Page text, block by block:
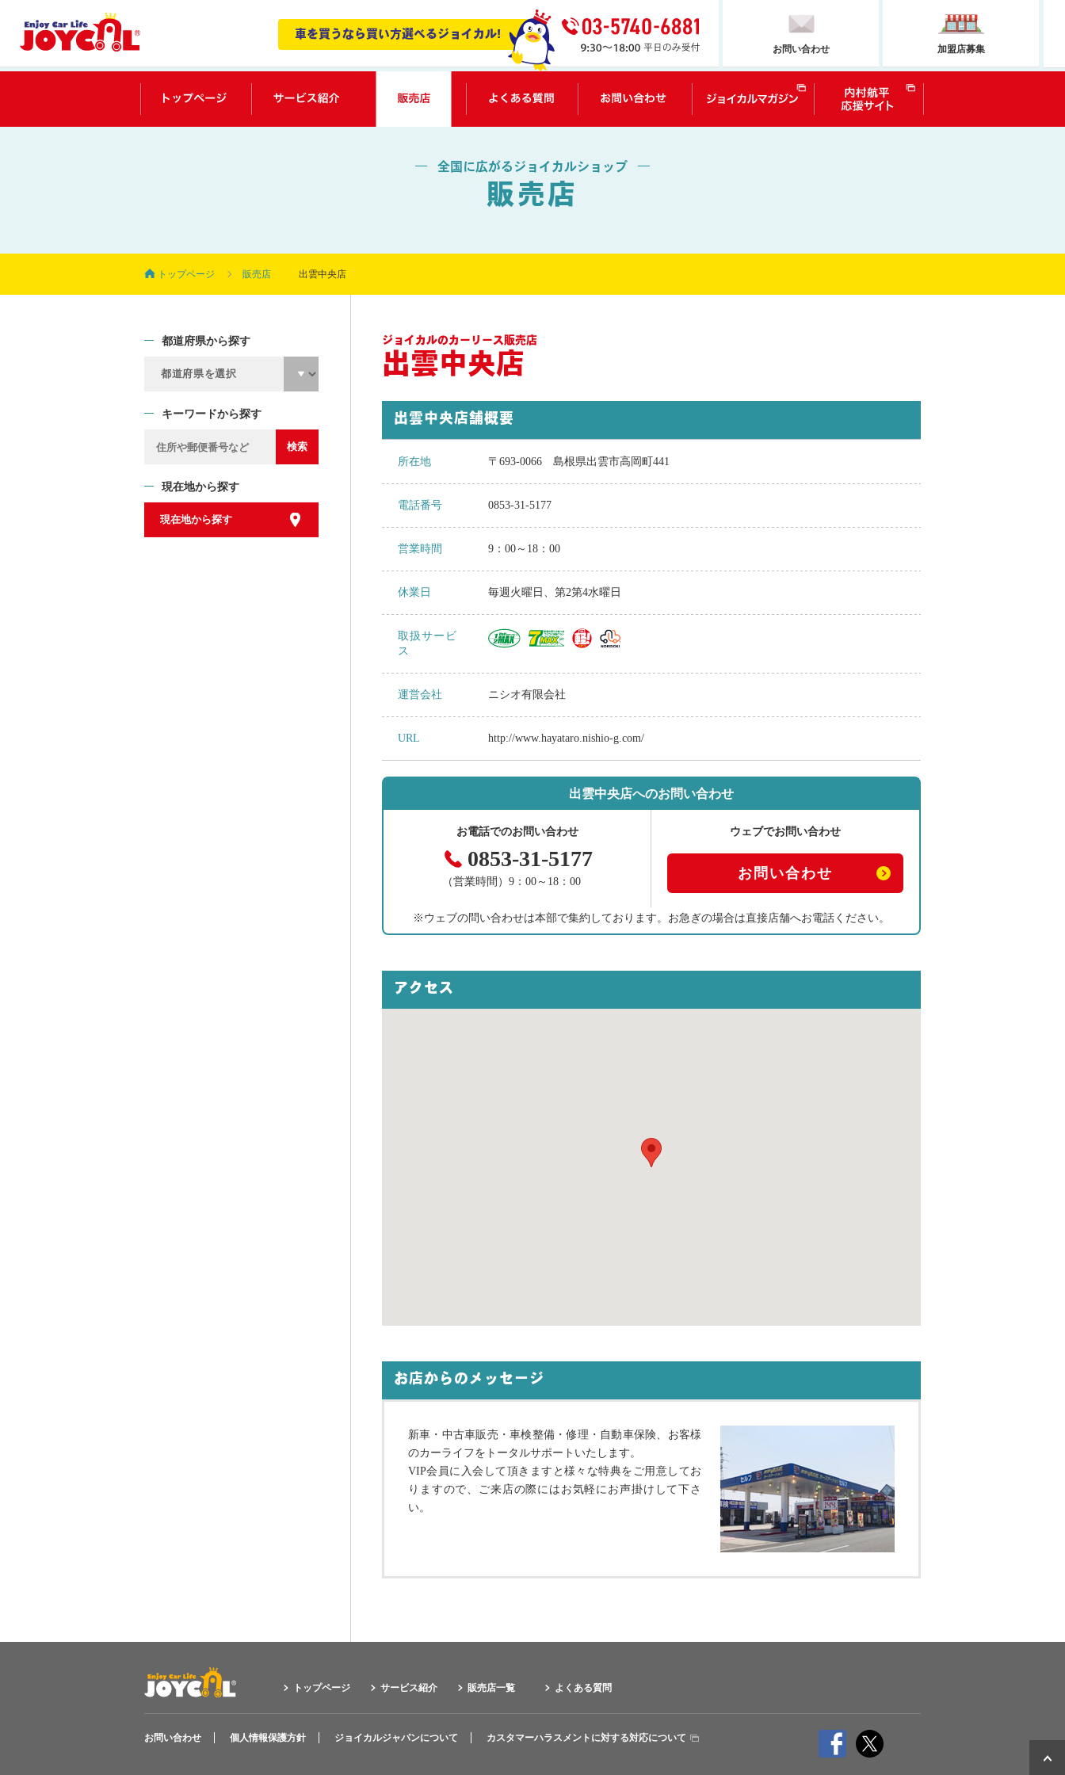
車を買うなら買い方選べるジョイカル!
トップページ サービス紹介 販売店一覧 よくある質問 お問い合わせ ジョイカルマガジン
お問い合わせ 加盟店募集
全国に広がるジョイカルショップ
販売店
トップページ 販売店 出雲中央店
都道府県から探す
キーワードから探す
現在地から探す
現在地から探す
ジョイカルのカーリース販売店
出雲中央店
出雲中央店舗概要
所在地 〒693-0066 島根県出雲市高岡町441
電話番号 0853-31-5177
営業時間 9：00～18：00
休業日 毎週火曜日、第2第4水曜日
取扱サービ
ス
運営会社 ニシオ有限会社
URL http://www.hayataro.nishio-g.com/
出雲中央店へのお問い合わせ
お電話でのお問い合わせ
0853-31-5177
（営業時間）9：00～18：00
ウェブでお問い合わせ
お問い合わせ
※ウェブの問い合わせは本部で集約しております。 お急ぎの場合は直接店舗へお電話ください。
アクセス
お店からのメッセージ
新車・中古車販売・車検整備・修理・自動車保険、お客様
のカーライフをトータルサポートいたします。
VIP会員に入会して頂きますと様々な特典をご用意してお
りますので、ご来店の際にはお気軽にお声掛けして下さ
い。
トップページ サービス紹介 販売店一覧 よくある質問
お問い合わせ 個人情報保護方針 ジョイカルジャパンについて カスタマーハラスメントに対する対応について